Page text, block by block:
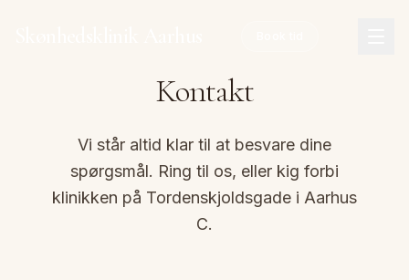
Kontakt
Vi står altid klar til at besvare dine
spørgsmål. Ring til os, eller kig forbi
klinikken på Tordenskjoldsgade i Aarhus
C.